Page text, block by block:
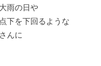
雨の日や
下を下回るような
んに